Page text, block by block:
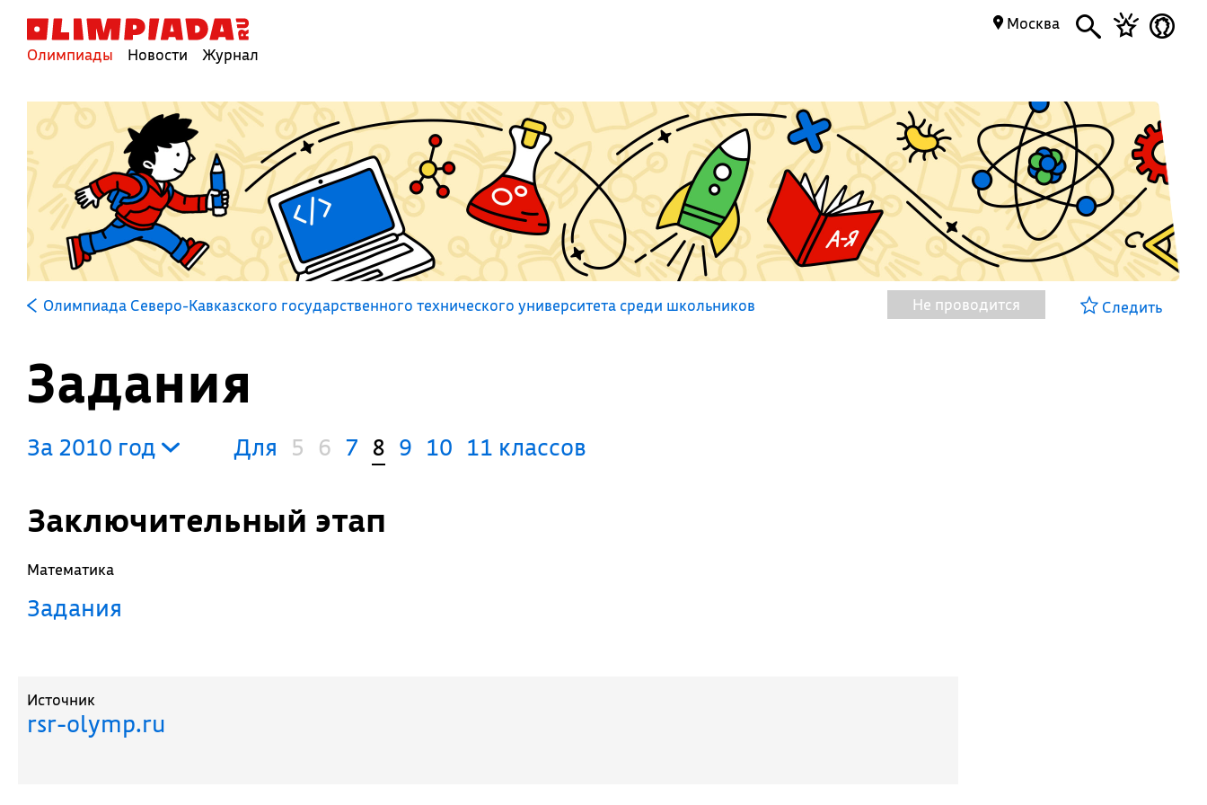
Олимпиады Новости Журнал
Москва
Олимпиада Северо-Кавказского государственного технического университета среди школьников Не проводится Следить
Задания
За 2010 год Для 5 6 7 8 9 10 11 классов
Заключительный этап
Математика
Задания
Источник
rsr-olymp.ru